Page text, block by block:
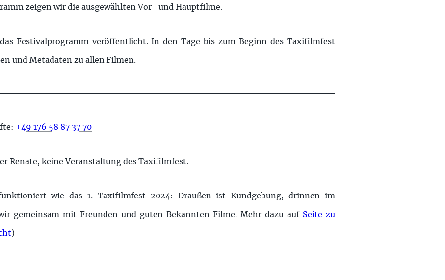
zeigen wir die ausgewählten Vor- und Hauptfilme.
Festivalprogramm veröffentlicht. In den Tage bis zum Beginn des Taxifilmfest
und Metadaten zu allen Filmen.
+49 176 58 87 37 70
Renate, keine Veranstaltung des Taxifilmfest.
wie das 1. Taxifilmfest 2024: Draußen ist Kundgebung, drinnen im
gemeinsam mit Freunden und guten Bekannten Filme. Mehr dazu auf Seite zu
)